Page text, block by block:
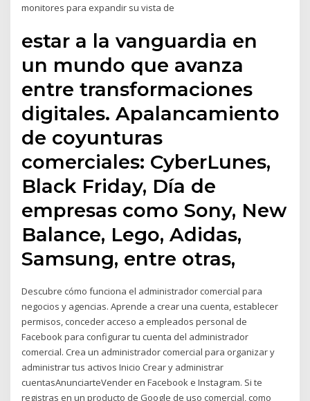
monitores para expandir su vista de
estar a la vanguardia en
un mundo que avanza
entre transformaciones
digitales. Apalancamiento
de coyunturas
comerciales: CyberLunes,
Black Friday, Día de
empresas como Sony, New
Balance, Lego, Adidas,
Samsung, entre otras,
Descubre cómo funciona el administrador comercial para
negocios y agencias. Aprende a crear una cuenta, establecer
permisos, conceder acceso a empleados personal de
Facebook para configurar tu cuenta del administrador
comercial. Crea un administrador comercial para organizar y
administrar tus activos Inicio Crear y administrar
cuentasAnunciarteVender en Facebook e Instagram. Si te
registras en un producto de Google de uso comercial, como